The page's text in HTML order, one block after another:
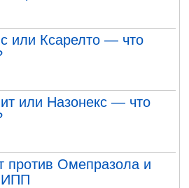
или Ксарелто — что
или Назонекс — что
против Омепразола и
ИПП